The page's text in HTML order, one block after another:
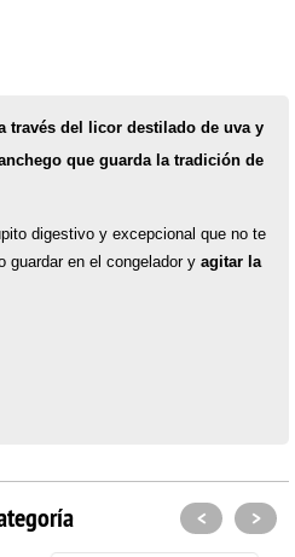
través del licor destilado de uva y
que guarda la tradición de
digestivo y excepcional que no te
guardar en el congelador y agitar la
< >